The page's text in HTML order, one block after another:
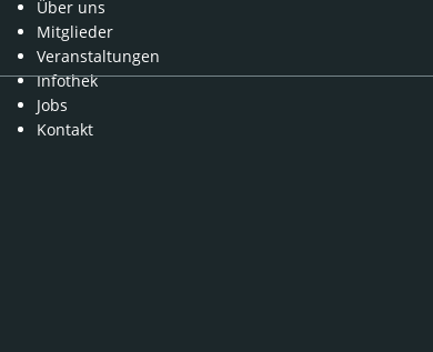
Über uns
Mitglieder
Veranstaltungen
Infothek
Jobs
Kontakt